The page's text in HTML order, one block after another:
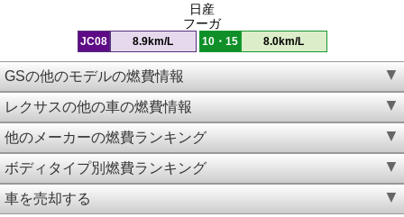
日産
フーガ
JC08 8.9km/L 10・15 8.0km/L
GSの他のモデルの燃費情報
レクサスの他の車の燃費情報
他のメーカーの燃費ランキング
ボディタイプ別燃費ランキング
車を売却する